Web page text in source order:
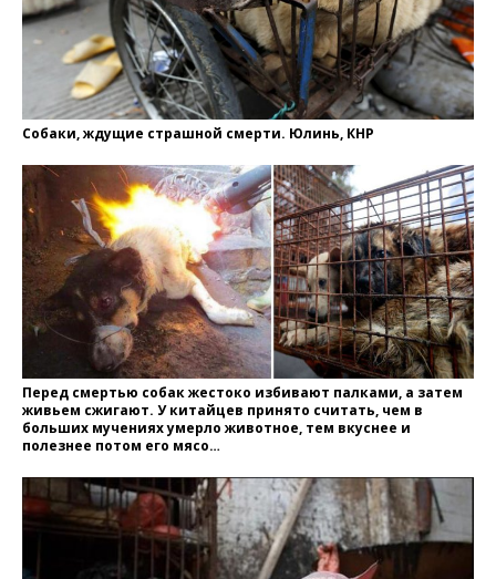
Собаки, ждущие страшной смерти. Юлинь, КНР
Перед смертью собак жестоко избивают палками, а затем
живьем сжигают. У китайцев принято считать, чем в
больших мучениях умерло животное, тем вкуснее и
полезнее потом его мясо…